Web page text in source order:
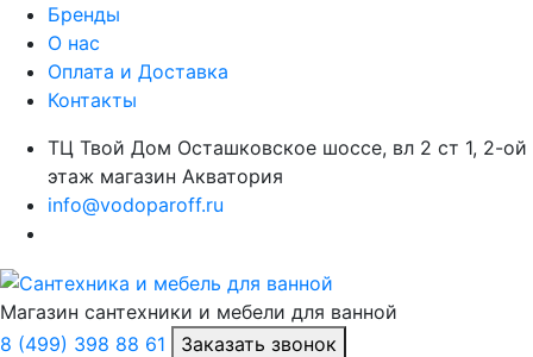
Бренды
О нас
Оплата и Доставка
Контакты
ТЦ Твой Дом Осташковское шоссе, вл 2 ст 1, 2-ой
этаж магазин Акватория
info@vodoparoff.ru
Магазин сантехники и мебели для ванной
8 (499) 398 88 61
Заказать звонок